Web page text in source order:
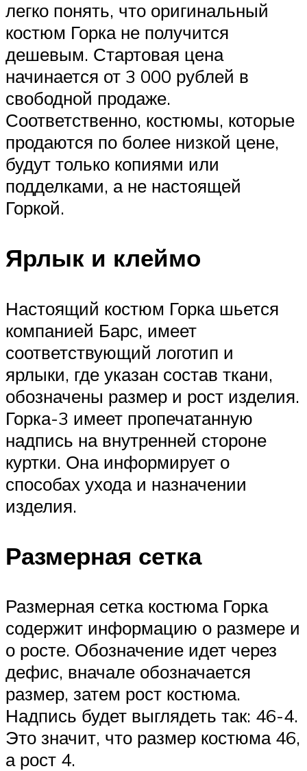
легко понять, что оригинальный
костюм Горка не получится
дешевым. Стартовая цена
начинается от 3 000 рублей в
свободной продаже.
Соответственно, костюмы, которые
продаются по более низкой цене,
будут только копиями или
подделками, а не настоящей
Горкой.
Ярлык и клеймо
Настоящий костюм Горка шьется
компанией Барс, имеет
соответствующий логотип и
ярлыки, где указан состав ткани,
обозначены размер и рост изделия.
Горка-3 имеет пропечатанную
надпись на внутренней стороне
куртки. Она информирует о
способах ухода и назначении
изделия.
Размерная сетка
Размерная сетка костюма Горка
содержит информацию о размере и
о росте. Обозначение идет через
дефис, вначале обозначается
размер, затем рост костюма.
Надпись будет выглядеть так: 46-4.
Это значит, что размер костюма 46,
а рост 4.